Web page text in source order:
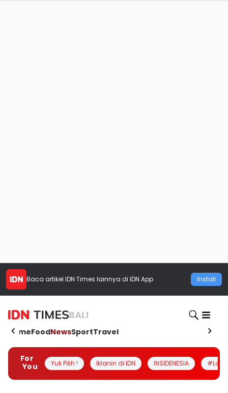
Baca artikel IDN Times lainnya di IDN App Install
BALI
HomeFoodNewsSportTravel
For
You
Yuk Pilih ! Iklanin di IDN INSIDENESIA